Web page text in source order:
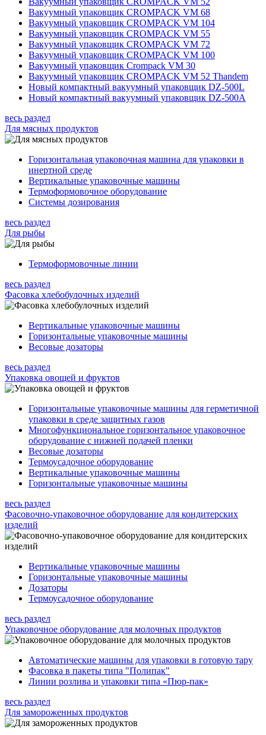
Вакуумный упаковщик CROMPACK VM 68
Вакуумный упаковщик CROMPACK VM 104
Вакуумный упаковщик CROMPACK VM 55
Вакуумный упаковщик CROMPACK VM 72
Вакуумный упаковщик CROMPACK VM 100
Вакуумный упаковщик Crompack VM 30
Вакуумный упаковщик CROMPACK VM 52 Thandem
Новый компактный вакуумный упаковщик DZ-500L
Новый компактный вакуумный упаковщик DZ-500A
весь раздел
Для мясных продуктов
Горизонтальная упаковочная машина для упаковки в
инертной среде
Вертикальные упаковочные машины
Термоформовочное оборудование
Системы дозирования
весь раздел
Для рыбы
Термоформовочные линии
весь раздел
Фасовка хлебобулочных изделий
Вертикальные упаковочные машины
Горизонтальные упаковочные машины
Весовые дозаторы
весь раздел
Упаковка овощей и фруктов
Горизонтальные упаковочные машины для герметичной
упаковки в среде защитных газов
Многофункциональное горизонтальное упаковочное
оборудование с нижней подачей пленки
Весовые дозаторы
Термоусадочное оборудование
Вертикальные упаковочные машины
Горизонтальные упаковочные машины
весь раздел
Фасовочно-упаковочное оборудование для кондитерских
изделий
Вертикальные упаковочные машины
Горизонтальные упаковочные машины
Дозаторы
Термоусадочное оборудование
весь раздел
Упаковочное оборудование для молочных продуктов
Автоматические машины для упаковки в готовую тару
Фасовка в пакеты типа "Полипак"
Линии розлива и упаковки типа «Пюр-пак»
весь раздел
Для замороженных продуктов